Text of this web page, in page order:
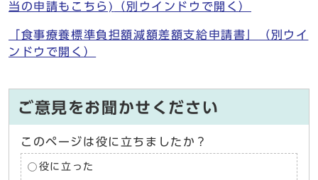
当の申請もこちら)
（別ウインドウで開く）
「食事療養標準負担額減額差額支給申請書」
（別ウイ
ンドウで開く）
ご意見をお聞かせください
このページは役に立ちましたか？
役に立った